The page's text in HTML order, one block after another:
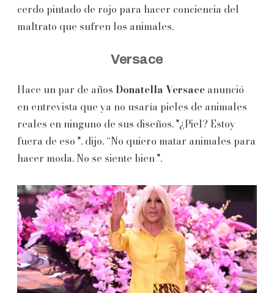
cerdo pintado de rojo para hacer conciencia del
maltrato que sufren los animales.
Versace
Hace un par de años Donatella Versace anunció
en entrevista que ya no usaría pieles de animales
reales en ninguno de sus diseños. "¿Piel? Estoy
fuera de eso ", dijo. “No quiero matar animales para
hacer moda. No se siente bien ".